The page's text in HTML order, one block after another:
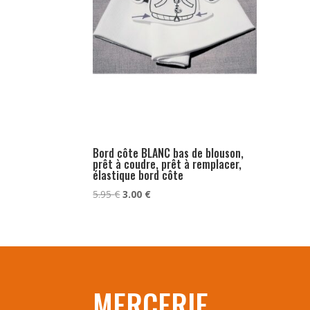
Bord côte BLANC bas de blouson,
prêt à coudre, prêt à remplacer,
élastique bord côte
5.95€Le
3.00 €Le